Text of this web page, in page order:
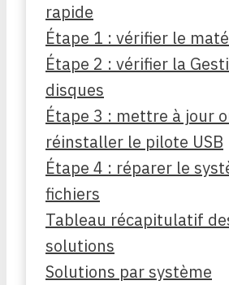
rapide
Étape 1 : vérifier le
Étape 2 : vérifier la
disques
Étape 3 : mettre à jour
réinstaller le pilote USB
Étape 4 : réparer le
fichiers
Tableau récapitulatif
solutions
Solutions par système